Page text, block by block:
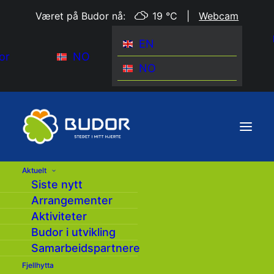
Været på Budor nå: 19 °C |Webcam
NO
EN
NO
Aktuelt
Siste nytt
Arrangementer
Aktiviteter
Budor i utvikling
Samarbeidspartnere
Fjellhytta